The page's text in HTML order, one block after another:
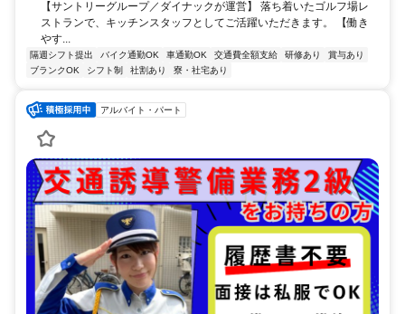
【サントリーグループ／ダイナックが運営】 落ち着いたゴルフ場レ
ストランで、キッチンスタッフとしてご活躍いただきます。 【働き
やす...
隔週シフト提出 バイク通勤OK 車通勤OK 交通費全額支給 研修あり
賞与あり
ブランクOK
シフト制 社割あり 寮・社宅あり
アルバイト・パート